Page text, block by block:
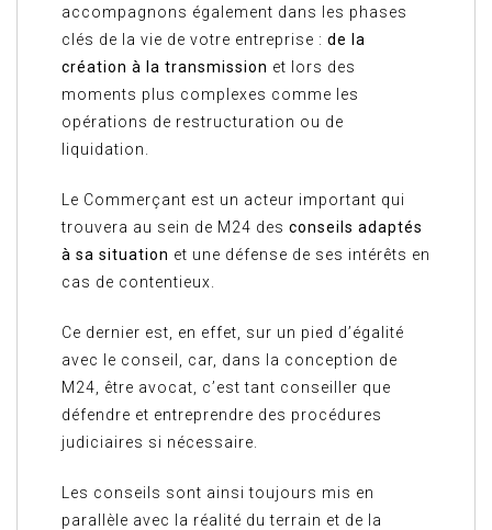
accompagnons également dans les phases
clés de la vie de votre entreprise : de la
création à la transmission et lors des
moments plus complexes comme les
opérations de restructuration ou de
liquidation.
Le Commerçant est un acteur important qui
trouvera au sein de M24 des conseils adaptés
à sa situation et une défense de ses intérêts en
cas de contentieux.
Ce dernier est, en effet, sur un pied d’égalité
avec le conseil, car, dans la conception de
M24, être avocat, c’est tant conseiller que
défendre et entreprendre des procédures
judiciaires si nécessaire.
Les conseils sont ainsi toujours mis en
parallèle avec la réalité du terrain et de la